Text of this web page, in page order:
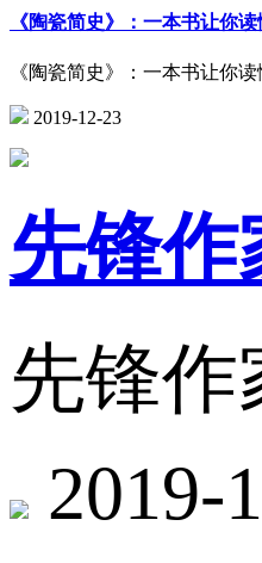
《陶瓷简史》：一本书让你
《陶瓷简史》：一本书让你
2019-12-23
先锋作
先锋
2019-